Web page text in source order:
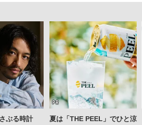
ぶる時計
夏は「THE PEEL」でひと涼